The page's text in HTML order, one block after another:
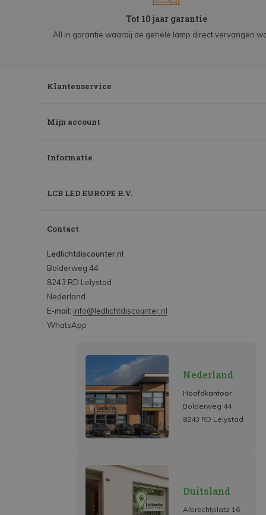
Tot 10 jaar garantie
All in garantie waarbij de gehele lamp direct vervangen
Klantenservice
Mijn account
Informatie
LCB LED EUROPE B.V.
Contact
Ledlichtdiscounter.nl
Bolderweg 44
8243 RD Lelystad
Nederland
E-mail: info@ledlichtdiscounter.nl
WhatsApp
Nederland
Hoofdkantoor
Bolderweg 44
8243 RD Lelystad
Duitsland
Albrechtplatz 16